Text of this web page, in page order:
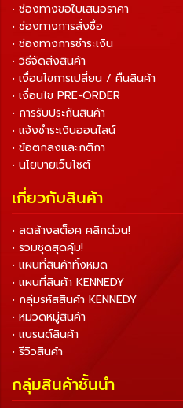
• ช่องทางขอใบเสนอราคา
• ช่องทางการสั่งซื้อ
• ช่องทางการชำระเงิน
• วิธีจัดส่งสินค้า
• เงื่อนไขการเปลี่ยน / คืนสินค้า
• เงื่อนไข PRE-ORDER
• การรับประกันสินค้า
• แจ้งชำระเงินออนไลน์
• ข้อตกลงและกติกา
• นโยบายเว็บไซต์
เกี่ยวกับสินค้า
• ลดล้างสต็อค คลิกด่วน!
• รวมชุดสุดคุ้ม!
• แผนที่สินค้าทั้งหมด
• แผนที่สินค้า KENNEDY
• กลุ่มรหัสสินค้า KENNEDY
• หมวดหมู่สินค้า
• แบรนด์สินค้า
• รีวิวสินค้า
กลุ่มสินค้าชั้นนำ